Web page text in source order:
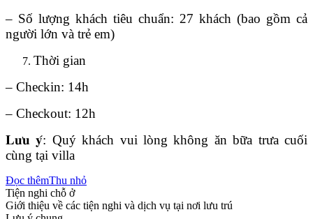
– Số lượng khách tiêu chuẩn: 27 khách (bao gồm cả
người lớn và trẻ em)
Thời gian
– Checkin: 14h
– Checkout: 12h
𝐋𝐮̛𝐮 𝐲́: Quý khách vui lòng không ăn bữa trưa cuối
cùng tại villa
Đọc thêmThu nhỏ
Tiện nghi chỗ ở
Giới thiệu về các tiện nghi và dịch vụ tại nơi lưu trú